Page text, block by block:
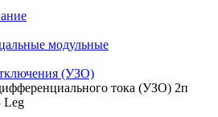
модульные
(УЗО)
тока (УЗО) 2п
Leg